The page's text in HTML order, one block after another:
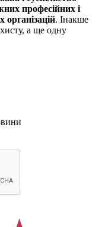
професійних і
. Інакше
а ще одну